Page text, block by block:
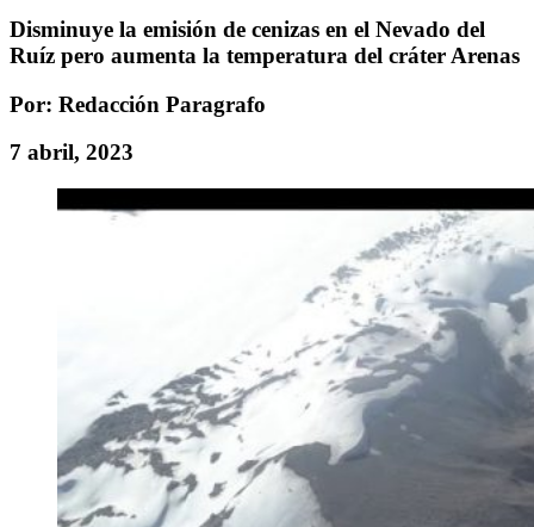
Disminuye la emisión de cenizas en el Nevado del
Ruíz pero aumenta la temperatura del cráter Arenas
Por: Redacción Paragrafo
7 abril, 2023